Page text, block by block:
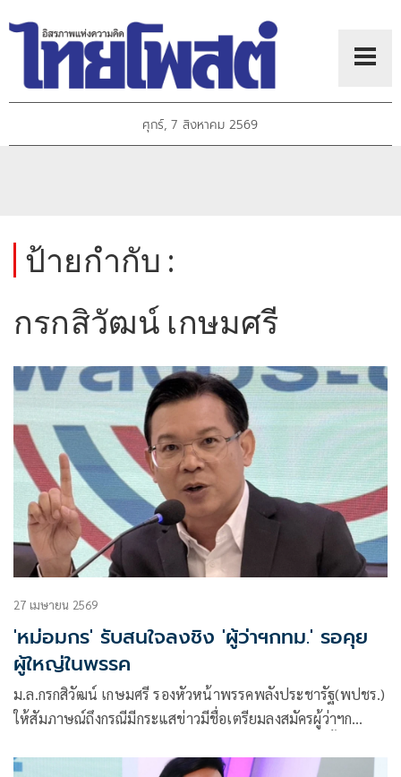
ศุกร์, 7 สิงหาคม 2569
ป้ายกำกับ :
กรกสิวัฒน์ เกษมศรี
27 เมษายน 2569
'หม่อมกร' รับสนใจลงชิง 'ผู้ว่าฯกทม.' รอคุย
ผู้ใหญ่ในพรรค
ม.ล.กรกสิวัฒน์ เกษมศรี รองหัวหน้าพรรคพลังประชารัฐ(พปชร.)
ให้สัมภาษณ์ถึงกรณีมีกระแสข่าวมีชื่อเตรียมลงสมัครผู้ว่าฯก
ทม.จริง